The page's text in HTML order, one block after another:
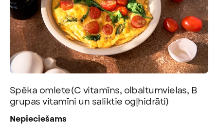
Spēka omlete(C vitamīns, olbaltumvielas, B
grupas vitamīni un saliktie ogļhidrāti)
Nepieciešams